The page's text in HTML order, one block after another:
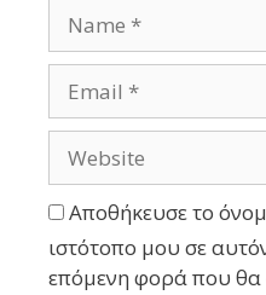
Αποθήκευσε το
ιστότοπο μου σε
επόμενη φορά που θα